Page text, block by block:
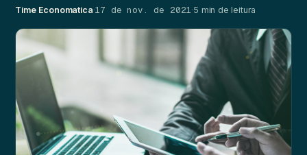
Time Economatica·17 de nov. de 2021·5 min de leitura